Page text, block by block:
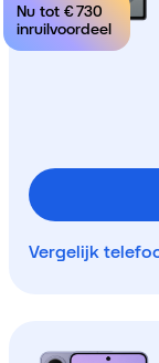
Nu tot € 730
inruilvoordeel
Vergelijk